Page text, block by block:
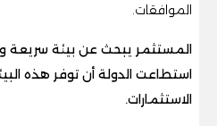
الموافقات.
المستثمر يبحث عن بيئة سريعة
استطاعت الدولة أن توفر هذه
الاستثمارات.